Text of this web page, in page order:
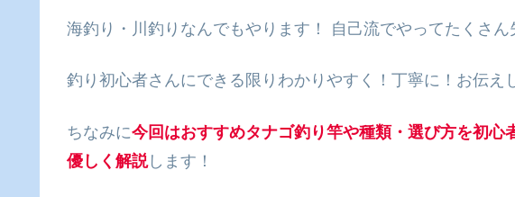
海釣り・川釣りなんでもやります！ 自己流でやってたくさ
釣り初心者さんにできる限りわかりやすく！丁寧に！お伝え
ちなみに今回はおすすめタナゴ釣り竿や種類・選び方を初心
優しく解説します！